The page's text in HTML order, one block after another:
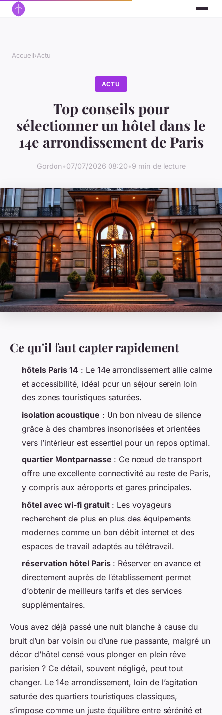
Accueil›Actu
ACTU
Top conseils pour
sélectionner un hôtel dans le
14e arrondissement de Paris
Gordon•07/07/2026 08:20•9 min de lecture
Ce qu'il faut capter rapidement
hôtels Paris 14 : Le 14e arrondissement allie calme
et accessibilité, idéal pour un séjour serein loin
des zones touristiques saturées.
isolation acoustique : Un bon niveau de silence
grâce à des chambres insonorisées et orientées
vers l’intérieur est essentiel pour un repos optimal.
quartier Montparnasse : Ce nœud de transport
offre une excellente connectivité au reste de Paris,
y compris aux aéroports et gares principales.
hôtel avec wi-fi gratuit : Les voyageurs
recherchent de plus en plus des équipements
modernes comme un bon débit internet et des
espaces de travail adaptés au télétravail.
réservation hôtel Paris : Réserver en avance et
directement auprès de l’établissement permet
d’obtenir de meilleurs tarifs et des services
supplémentaires.
Vous avez déjà passé une nuit blanche à cause du
bruit d’un bar voisin ou d’une rue passante, malgré un
décor d’hôtel censé vous plonger en plein rêve
parisien ? Ce détail, souvent négligé, peut tout
changer. Le 14e arrondissement, loin de l’agitation
saturée des quartiers touristiques classiques,
s’impose comme un juste équilibre entre sérénité et